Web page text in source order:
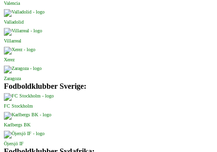
Valencia
Valladolid
Villarreal
Xerez
Zaragoza
Fodboldklubber Sverige:
FC Stockholm
Karlbergs BK
Öjersjö IF